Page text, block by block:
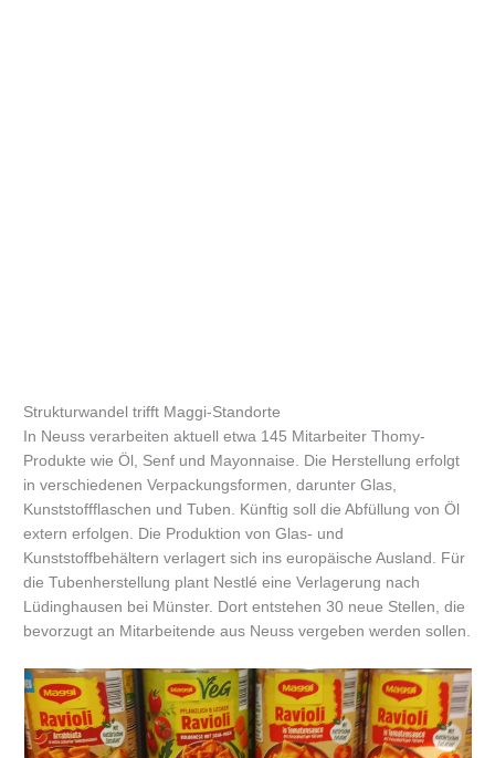
Strukturwandel trifft Maggi-Standorte
In Neuss verarbeiten aktuell etwa 145 Mitarbeiter Thomy-
Produkte wie Öl, Senf und Mayonnaise. Die Herstellung erfolgt
in verschiedenen Verpackungsformen, darunter Glas,
Kunststoffflaschen und Tuben. Künftig soll die Abfüllung von Öl
extern erfolgen. Die Produktion von Glas- und
Kunststoffbehältern verlagert sich ins europäische Ausland. Für
die Tubenherstellung plant Nestlé eine Verlagerung nach
Lüdinghausen bei Münster. Dort entstehen 30 neue Stellen, die
bevorzugt an Mitarbeitende aus Neuss vergeben werden sollen.